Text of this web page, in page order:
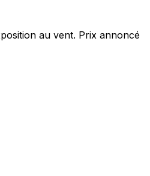
au vent. Prix annoncé